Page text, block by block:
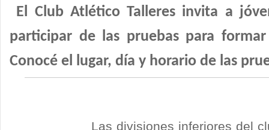
El Club Atlético Talleres invita a
participar de las pruebas para
Conocé el lugar, día y horario de las
Las divisiones inferiores del club